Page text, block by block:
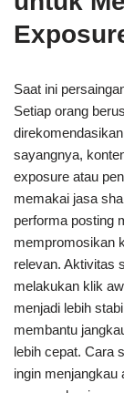
Saat ini
Setiap orang
sayangnya,
exposure atau
memakai jasa
performa posting
mempromosikan
relevan. Aktivitas
melakukan klik
menjadi lebih
membantu
lebih cepat. Cara
ingin menjangkau